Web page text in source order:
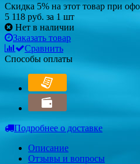
Скидка 5% на этот товар при
5 118 руб. за 1 шт
Нет в наличии
Заказать товар
Сравнить
Способы оплаты
Подробнее о доставке
Описание
Отзывы и вопросы